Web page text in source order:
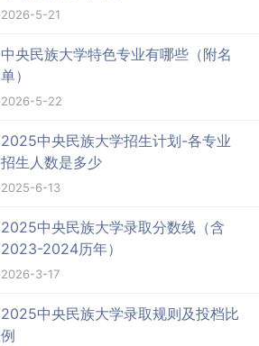
2026-5-21
中央民族大学特色专业有哪些（附名
单）
2026-5-22
2025中央民族大学招生计划-各专业
招生人数是多少
2025-6-13
2025中央民族大学录取分数线（含
2023-2024历年）
2026-3-17
2025中央民族大学录取规则及投档比
例